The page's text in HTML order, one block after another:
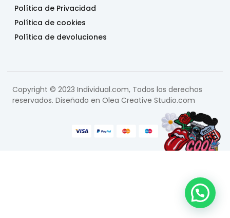
Política de Privacidad
Política de cookies
Política de devoluciones
Copyright © 2023 Individual.com, Todos los derechos
reservados. Diseñado en Olea Creative Studio.com